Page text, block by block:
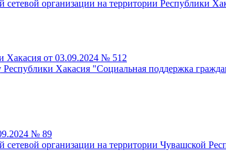
организации на территории Республики
Хакасия от 03.09.2024 № 512
Хакасия "Социальная поддержка
№ 89
организации на территории Чувашской